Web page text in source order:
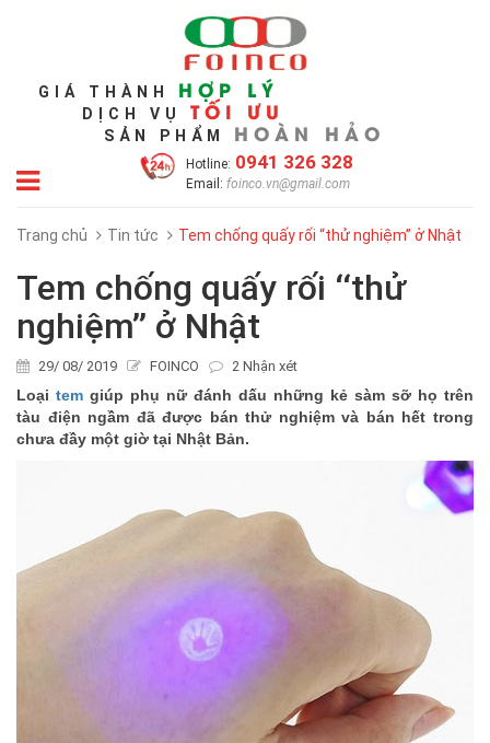
GIÁ THÀNH HỢP LÝ
DỊCH VỤ TỐI ƯU
SẢN PHẨM HOÀN HẢO
Hotline: 0941 326 328
Email: foinco.vn@gmail.com
Trang chủ Tin tức Tem chống quấy rối ‘‘thử nghiệm’’ ở Nhật
Tem chống quấy rối ‘‘thử
nghiệm’’ ở Nhật
29/ 08/ 2019 FOINCO 2 Nhận xét
Loại tem giúp phụ nữ đánh dấu những kẻ sàm sỡ họ trên
tàu điện ngầm đã được bán thử nghiệm và bán hết trong
chưa đầy một giờ tại Nhật Bản.